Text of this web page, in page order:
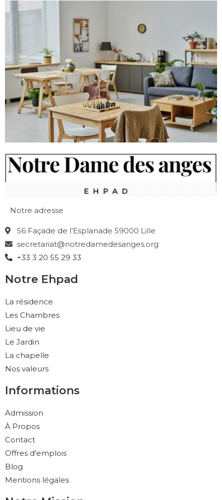
Notre adresse
56 Façade de l’Esplanade 59000 Lille
secretariat@notredamedesanges.org
+33 3 20 55 29 33
Notre Ehpad
La résidence
Les Chambres
Lieu de vie
Le Jardin
La chapelle
Nos valeurs
Informations
Admission
À Propos
Contact
Offres d'emplois
Blog
Mentions légales